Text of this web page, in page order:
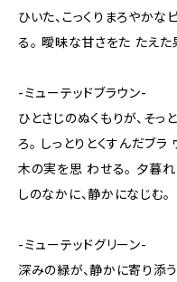
ひいた、こっくりまろやか
る。 曖昧な甘さをた たえた
-ミューテッドブラウン-
ひとさじのぬくもりが、そ
ろ。 しっとりとくすんだブ
木の実を思 わせる。 夕暮
しのなかに、静かになじむ。
-ミューテッドグリーン-
深みの緑が、静かに寄り添う